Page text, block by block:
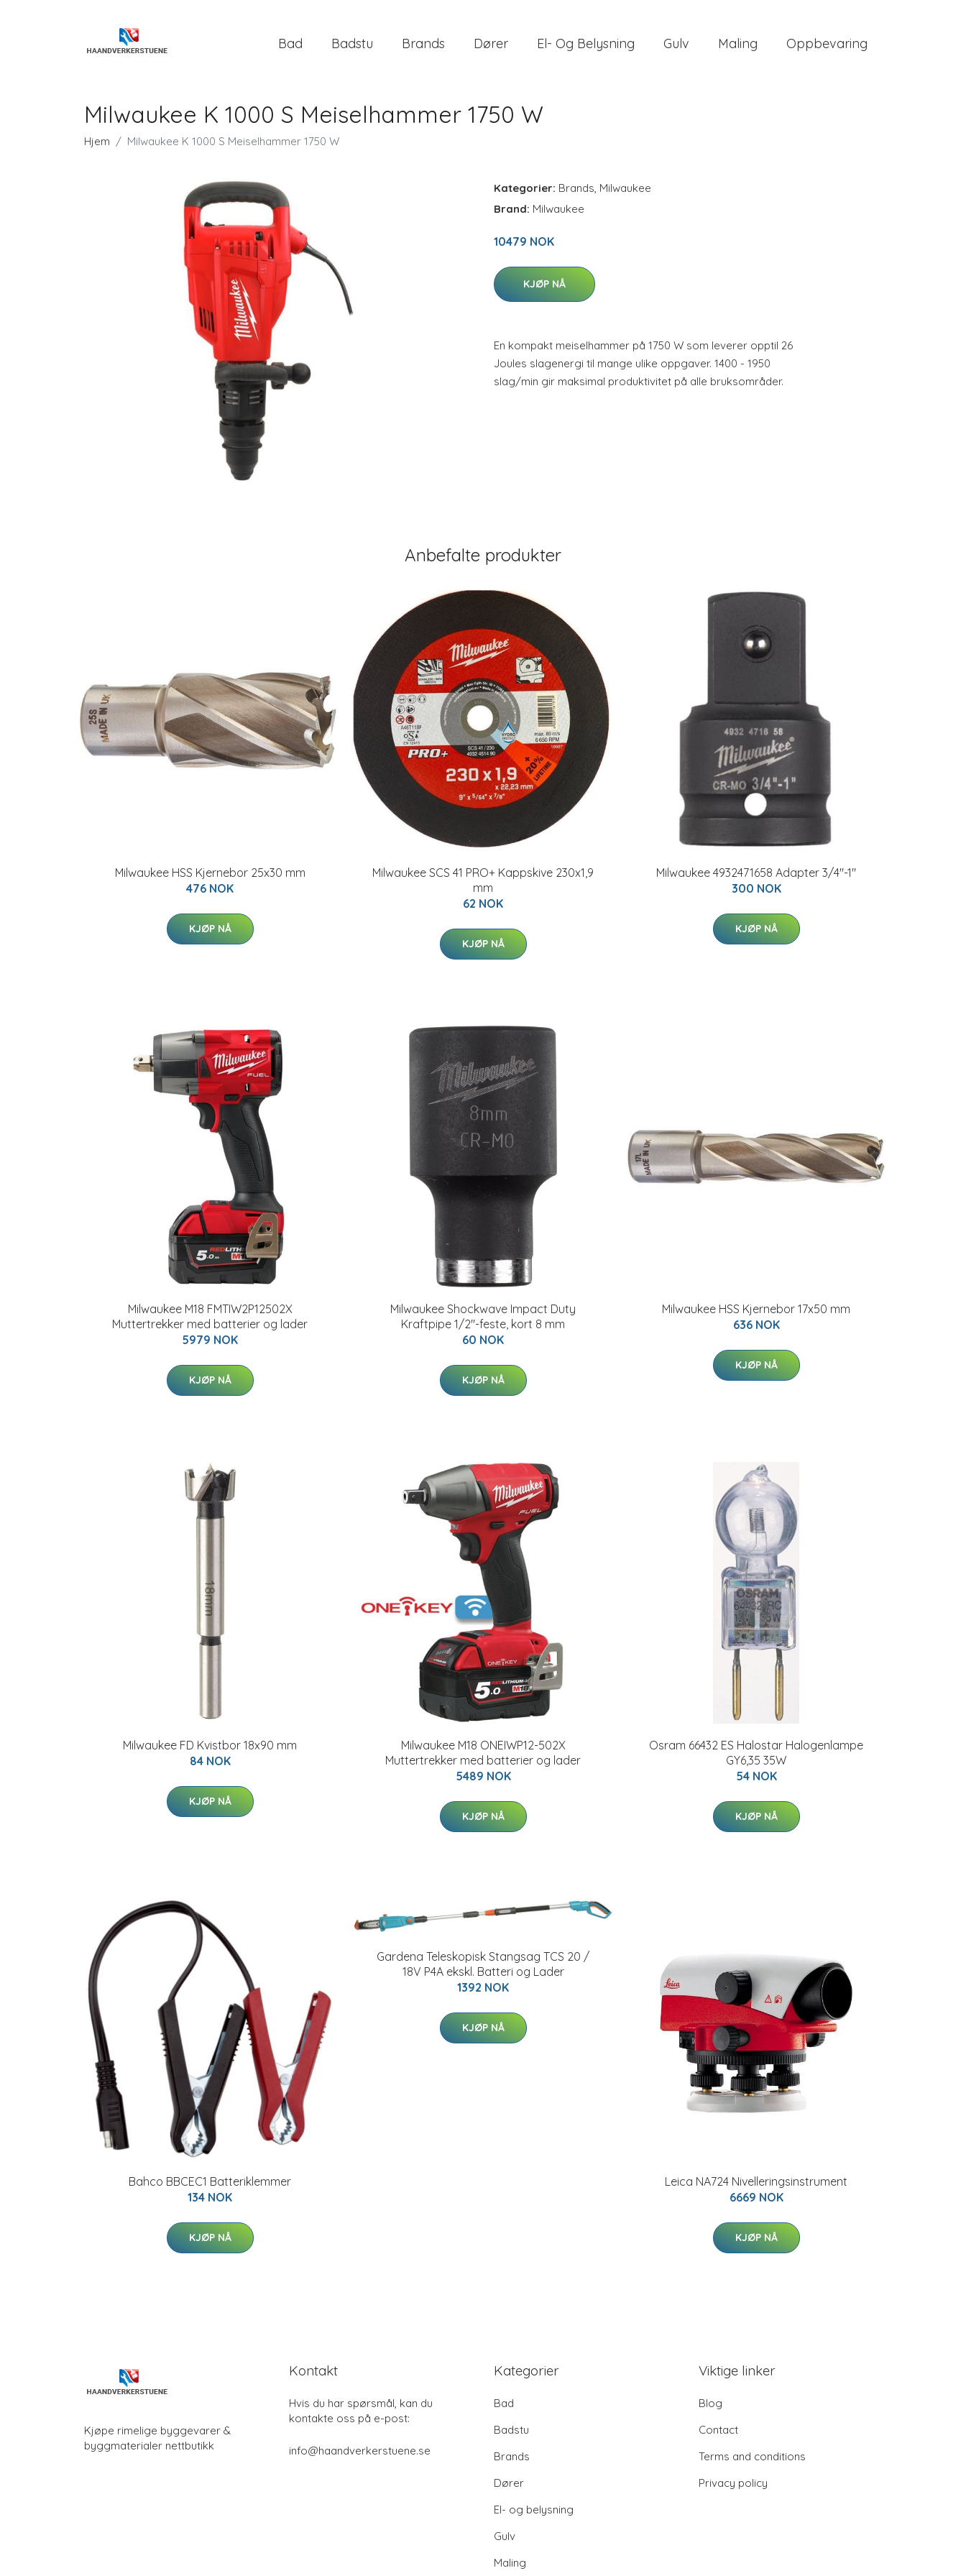
Bad Badstu Brands Dører El- Og Belysning Gulv Maling Oppbevaring
Milwaukee K 1000 S Meiselhammer 1750 W
Hjem Milwaukee K 1000 S Meiselhammer 1750 W
Kategorier: Brands, Milwaukee
Brand: Milwaukee
10479 NOK
KJØP NÅ
En kompakt meiselhammer på 1750 W som leverer opptil 26
Joules slagenergi til mange ulike oppgaver. 1400 - 1950
slag/min gir maksimal produktivitet på alle bruksområder.
Anbefalte produkter
Milwaukee HSS Kjernebor 25x30 mm
476 NOK
KJØP NÅ
Milwaukee SCS 41 PRO+ Kappskive 230x1,9
mm
62 NOK
KJØP NÅ
Milwaukee 4932471658 Adapter 3/4"-1"
300 NOK
KJØP NÅ
Milwaukee M18 FMTIW2P12502X
Muttertrekker med batterier og lader
5979 NOK
KJØP NÅ
Milwaukee Shockwave Impact Duty
Kraftpipe 1/2"-feste, kort 8 mm
60 NOK
KJØP NÅ
Milwaukee HSS Kjernebor 17x50 mm
636 NOK
KJØP NÅ
Milwaukee FD Kvistbor 18x90 mm
84 NOK
KJØP NÅ
Milwaukee M18 ONEIWP12-502X
Muttertrekker med batterier og lader
5489 NOK
KJØP NÅ
Osram 66432 ES Halostar Halogenlampe
GY6,35 35W
54 NOK
KJØP NÅ
Bahco BBCEC1 Batteriklemmer
134 NOK
KJØP NÅ
Gardena Teleskopisk Stangsag TCS 20 /
18V P4A ekskl. Batteri og Lader
1392 NOK
KJØP NÅ
Leica NA724 Nivelleringsinstrument
6669 NOK
KJØP NÅ
Kjøpe rimelige byggevarer &
byggmaterialer nettbutikk
Kontakt
Hvis du har spørsmål, kan du
kontakte oss på e-post:
info@haandverkerstuene.se
Kategorier
Bad
Badstu
Brands
Dører
El- og belysning
Gulv
Maling
Viktige linker
Blog
Contact
Terms and conditions
Privacy policy